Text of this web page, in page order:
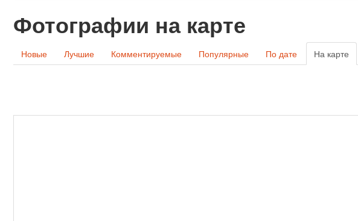
Фотографии на карте
Новые Лучшие Комментируемые Популярные По дате На карте